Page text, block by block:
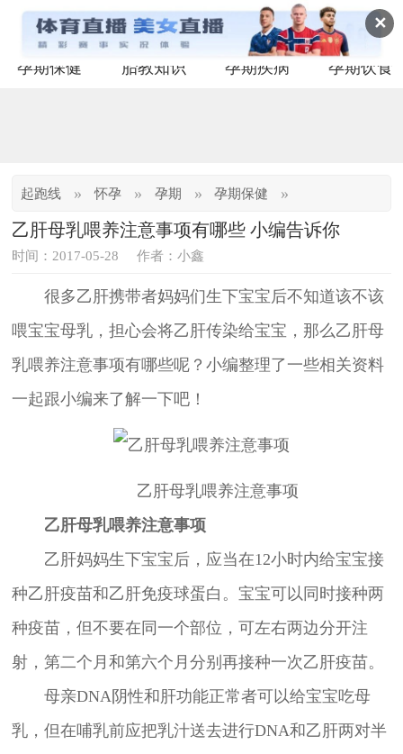
✕
孕期保健 胎教知识 孕期疾病 孕期饮食
起跑线 » 怀孕 » 孕期 » 孕期保健 »
乙肝母乳喂养注意事项有哪些 小编告诉你
时间：2017-05-28 作者：小鑫
很多乙肝携带者妈妈们生下宝宝后不知道该不该
喂宝宝母乳，担心会将乙肝传染给宝宝，那么乙肝母
乳喂养注意事项有哪些呢？小编整理了一些相关资料
一起跟小编来了解一下吧！
乙肝母乳喂养注意事项
乙肝母乳喂养注意事项
乙肝妈妈生下宝宝后，应当在12小时内给宝宝接
种乙肝疫苗和乙肝免疫球蛋白。宝宝可以同时接种两
种疫苗，但不要在同一个部位，可左右两边分开注
射，第二个月和第六个月分别再接种一次乙肝疫苗。
母亲DNA阴性和肝功能正常者可以给宝宝吃母
乳，但在哺乳前应把乳汁送去进行DNA和乙肝两对半